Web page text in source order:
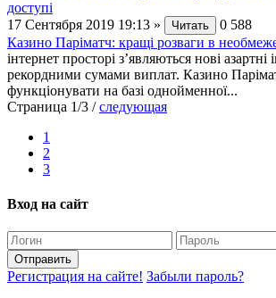
17 Сентября 2019 19:13 » Читать 0 588
Казино Паріматч: кращі розваги в
інтернет просторі з’являються нові азартні
рекордними сумами виплат. Казино
функціонувати на базі однойменної...
Страница 1/3 /следующая
1
2
3
Вход на сайт
Отправить
Регистрация на сайте! Забыли пароль?